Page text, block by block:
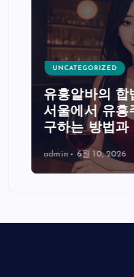
UNCATEGORIZED
유흥알바의 합
서울에서 유흥
구하는 방법과
admin 6월 10, 2026